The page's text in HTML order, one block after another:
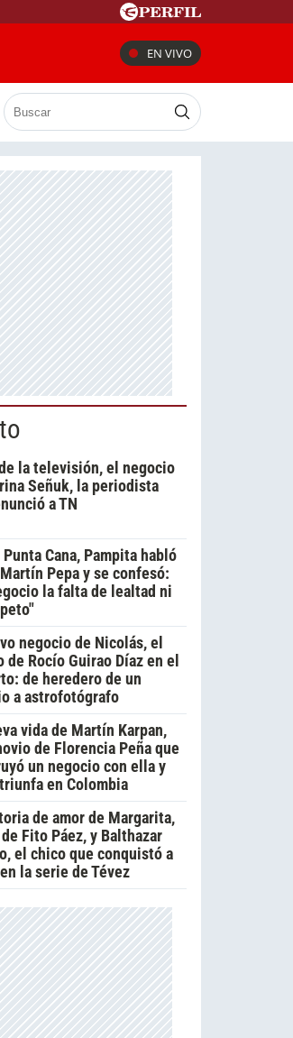
EN VIVO
la televisión, el negocio
Señuk, la periodista
a TN
Cana, Pampita habló
Pepa y se confesó:
la falta de lealtad ni
negocio de Nicolás, el
de Rocío Guirao Díaz en el
de heredero de un
a astrofotógrafo
vida de Martín Karpan,
de Florencia Peña que
un negocio con ella y
en Colombia
de amor de Margarita,
Fito Páez, y Balthazar
el chico que conquistó a
la serie de Tévez